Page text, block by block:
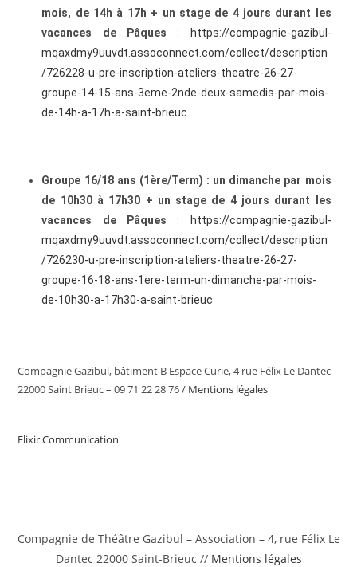
mois, de 14h à 17h + un stage de 4 jours durant les
vacances de Pâques :
https://compagnie-gazibul-
mqaxdmy9uuvdt.assoconnect.com/collect/description
/726228-u-pre-inscription-ateliers-theatre-26-27-
groupe-14-15-ans-3eme-2nde-deux-samedis-par-mois-
de-14h-a-17h-a-saint-brieuc
Groupe 16/18 ans (1ère/Term) : un dimanche par mois
de 10h30 à 17h30 + un stage de 4 jours durant les
vacances de Pâques :
https://compagnie-gazibul-
mqaxdmy9uuvdt.assoconnect.com/collect/description
/726230-u-pre-inscription-ateliers-theatre-26-27-
groupe-16-18-ans-1ere-term-un-dimanche-par-mois-
de-10h30-a-17h30-a-saint-brieuc
Compagnie Gazibul, bâtiment B Espace Curie, 4 rue Félix Le Dantec
22000 Saint Brieuc – 09 71 22 28 76 / Mentions légales
Elixir Communication
Compagnie de Théâtre Gazibul – Association – 4, rue Félix Le
Dantec 22000 Saint-Brieuc // Mentions légales